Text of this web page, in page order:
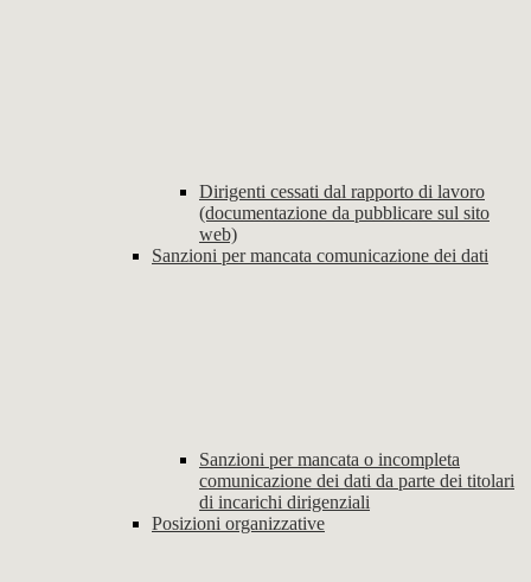
Dirigenti cessati dal rapporto di lavoro
(documentazione da pubblicare sul sito
web)
Sanzioni per mancata comunicazione dei dati
Sanzioni per mancata o incompleta
comunicazione dei dati da parte dei titolari
di incarichi dirigenziali
Posizioni organizzative